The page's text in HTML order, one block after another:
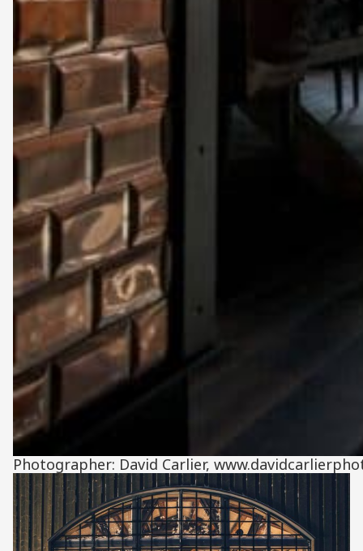
Photographer: David Carlier,